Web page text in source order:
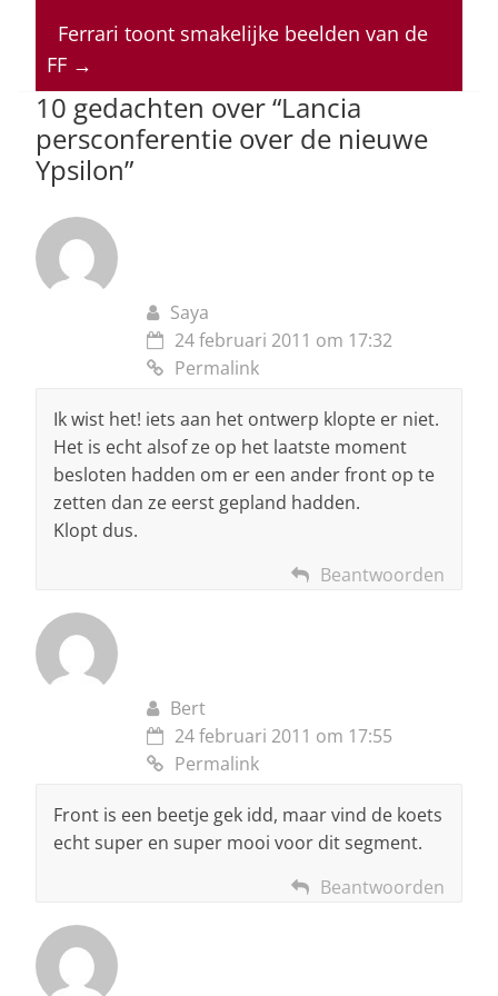
p
p
o
o
k
n s
Ferrari toont smakelijke beelden van de
FF →
10 gedachten over “Lancia
persconferentie over de nieuwe
Ypsilon”
Saya
24 februari 2011 om 17:32
Permalink
Ik wist het! iets aan het ontwerp klopte er niet.
Het is echt alsof ze op het laatste moment
besloten hadden om er een ander front op te
zetten dan ze eerst gepland hadden.
Klopt dus.
Beantwoorden
Bert
24 februari 2011 om 17:55
Permalink
Front is een beetje gek idd, maar vind de koets
echt super en super mooi voor dit segment.
Beantwoorden